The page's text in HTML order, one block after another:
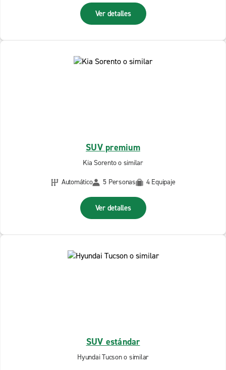
Ver detalles
SUV premium
Kia Sorento o similar
Automático
5 Personas 4 Equipaje
Ver detalles
SUV estándar
Hyundai Tucson o similar